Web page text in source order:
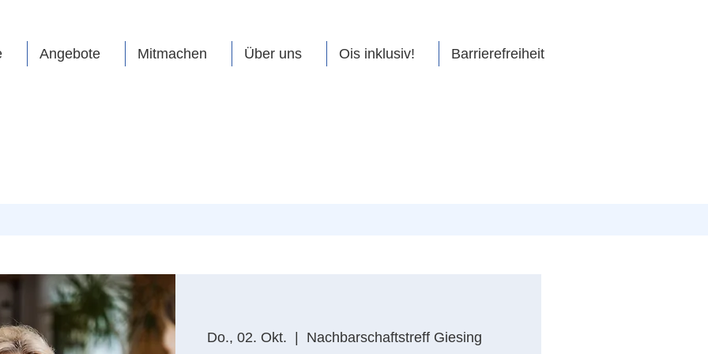
Angebote Mitmachen Über uns Ois inklusiv! Barrierefreiheit
Do., 02. Okt. Nachbarschaftstreff Giesing